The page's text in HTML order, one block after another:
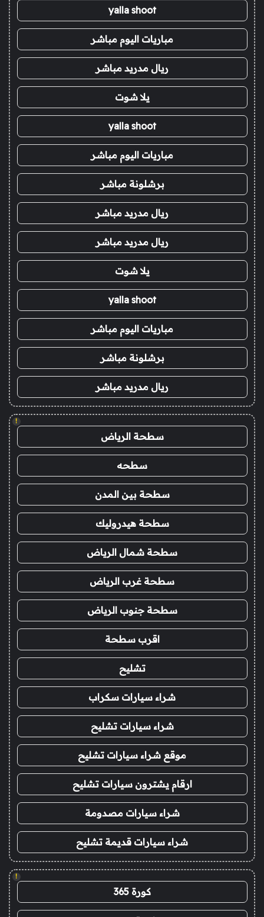
yalla shoot
مباريات اليوم مباشر
ريال مدريد مباشر
يلا شوت
yalla shoot
مباريات اليوم مباشر
برشلونة مباشر
ريال مدريد مباشر
ريال مدريد مباشر
يلا شوت
yalla shoot
مباريات اليوم مباشر
برشلونة مباشر
ريال مدريد مباشر
!
سطحة الرياض
سطحه
سطحة بين المدن
سطحة هيدروليك
سطحة شمال الرياض
سطحة غرب الرياض
سطحة جنوب الرياض
اقرب سطحة
تشليح
شراء سيارات سكراب
شراء سيارات تشليح
موقع شراء سيارات تشليح
ارقام يشترون سيارات تشليح
شراء سيارات مصدومة
شراء سيارات قديمة تشليح
!
كورة 365